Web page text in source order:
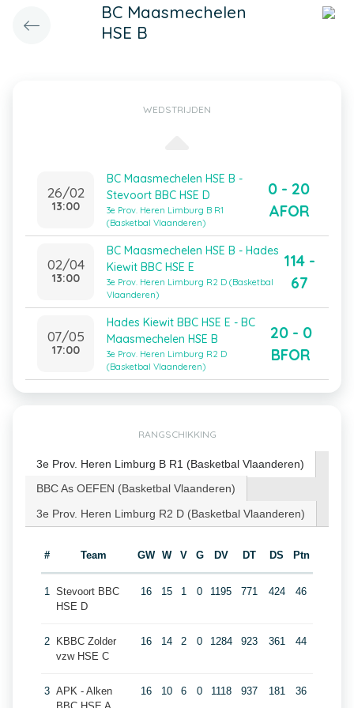
BC Maasmechelen
HSE B
WEDSTRIJDEN
26/02
13:00
BC Maasmechelen HSE B -
Stevoort BBC HSE D
3e Prov. Heren Limburg B R1
(Basketbal Vlaanderen)
0 - 20
AFOR
02/04
13:00
BC Maasmechelen HSE B - Hades
Kiewit BBC HSE E
3e Prov. Heren Limburg R2 D (Basketbal
Vlaanderen)
114 -
67
07/05
17:00
Hades Kiewit BBC HSE E - BC
Maasmechelen HSE B
3e Prov. Heren Limburg R2 D
(Basketbal Vlaanderen)
20 - 0
BFOR
RANGSCHIKKING
3e Prov. Heren Limburg B R1 (Basketbal Vlaanderen)
BBC As OEFEN (Basketbal Vlaanderen)
3e Prov. Heren Limburg R2 D (Basketbal Vlaanderen)
# Team GW W V G DV DT DS Ptn
1 Stevoort BBC
HSE D
16 15 1 0 1195 771 424 46
2
KBBC Zolder
vzw HSE C
16 14 2 0 1284 923 361 44
3 APK - Alken
16 10 6 0 1118 937 181 36